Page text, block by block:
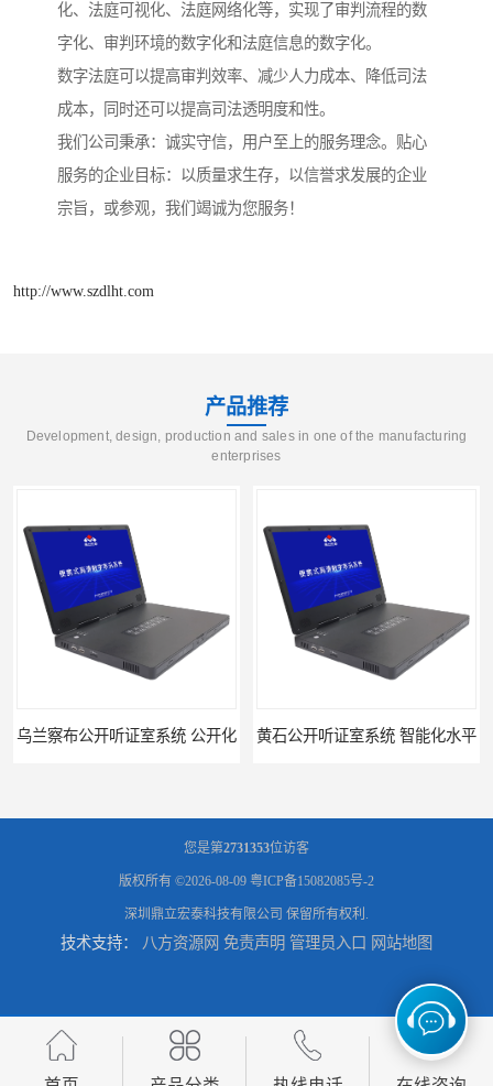
化、法庭可视化、法庭网络化等，实现了审判流程的数
字化、审判环境的数字化和法庭信息的数字化。
数字法庭可以提高审判效率、减少人力成本、降低司法
成本，同时还可以提高司法透明度和性。
我们公司秉承：诚实守信，用户至上的服务理念。贴心
服务的企业目标：以质量求生存，以信誉求发展的企业
宗旨，或参观，我们竭诚为您服务！
http://www.szdlht.com
产品推荐
Development, design, production and sales in one of the manufacturing
enterprises
证室系统 公开化 黄石公开听证室系统 智能化水平
黑龙江数字法庭模拟厂家 六盘水模拟法庭厂家
您是第2731353位访客
版权所有 ©2026-08-09 粤ICP备15082085号-2
深圳鼎立宏泰科技有限公司 保留所有权利.
技术支持： 八方资源网 免责声明 管理员入口 网站地图